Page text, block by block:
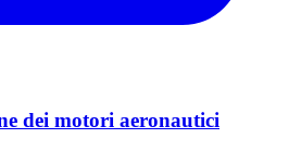
dei motori aeronautici